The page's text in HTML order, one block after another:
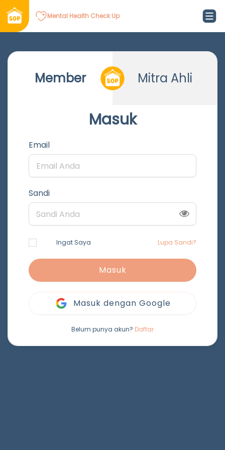
Mental Health Check Up
Member Mitra Ahli
Masuk
Email
Sandi
Ingat Saya Lupa Sandi?
Masuk
Masuk dengan Google
Belum punya akun? Daftar